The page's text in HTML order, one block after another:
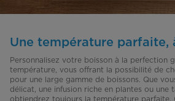
Une température parfaite,
Personnalisez votre boisson à la perfection
température, vous offrant la possibilité de
pour une large gamme de boissons. Que
délicat, une infusion riche en plantes ou une
obtiendrez toujours la température parfaite.